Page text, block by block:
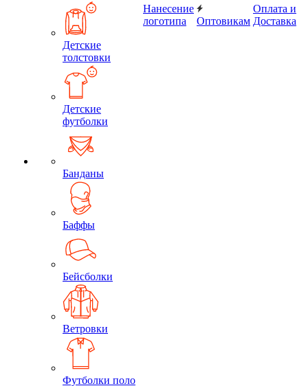
Детские
толстовки
Детские
футболки
Банданы
Баффы
Бейсболки
Ветровки
Футболки поло
Нанесение
логотипа
Оптовикам
Оплата и
Доставка